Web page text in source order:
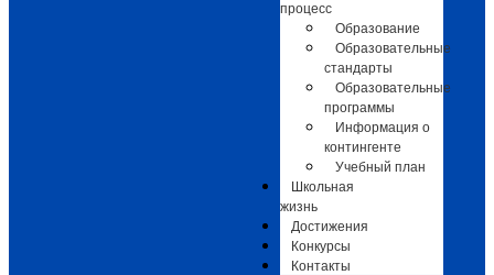
процесс
Образование
Образовательные
стандарты
Образовательные
программы
Информация о
контингенте
Учебный план
Школьная
жизнь
Достижения
Конкурсы
Контакты